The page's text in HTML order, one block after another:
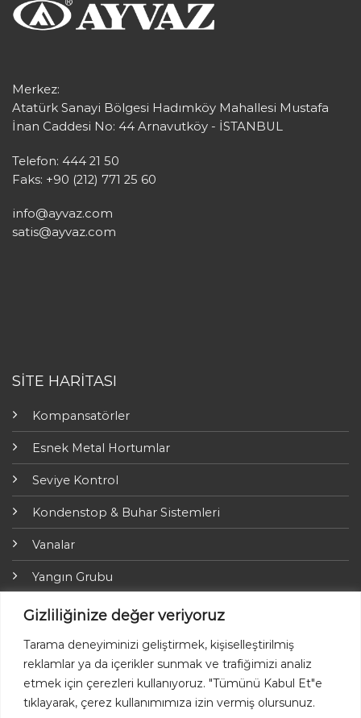
Gizliliğinize değer veriyoruz
Tarama deneyiminizi geliştirmek, kişiselleştirilmiş
reklamlar ya da içerikler sunmak ve trafiğimizi analiz
etmek için çerezleri kullanıyoruz. "Tümünü Kabul Et"e
tıklayarak, çerez kullanımımıza izin vermiş olursunuz.
Merkez:
Atatürk Sanayi Bölgesi Hadımköy Mahallesi Mustafa
İnan Caddesi No: 44 Arnavutköy - İSTANBUL
Telefon: 444 21 50
Faks: +90 (212) 771 25 60
info@ayvaz.com
satis@ayvaz.com
SİTE HARİTASI
Kompansatörler
Esnek Metal Hortumlar
Seviye Kontrol
Kondenstop & Buhar Sistemleri
Vanalar
Yangın Grubu
ARI-Armaturen
Yalıtım Grubu
Online Ödemeler